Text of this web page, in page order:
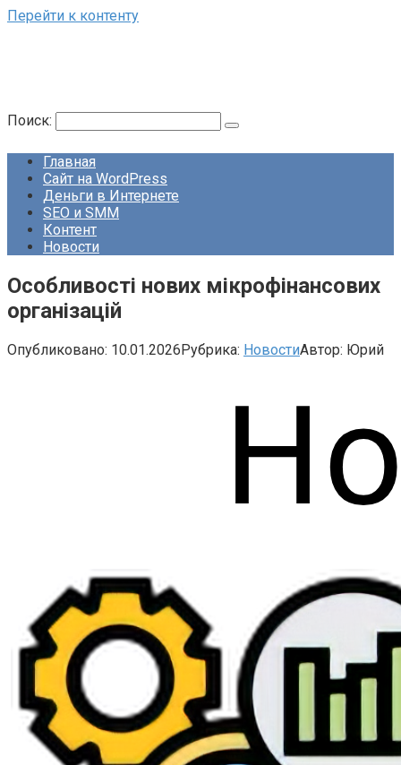
Перейти к контенту
Поиск:
Главная
Сайт на WordPress
Деньги в Интернете
SEO и SMM
Контент
Новости
Особливості нових мікрофінансових
організацій
Опубликовано: 10.01.2026Рубрика: НовостиАвтор: Юрий